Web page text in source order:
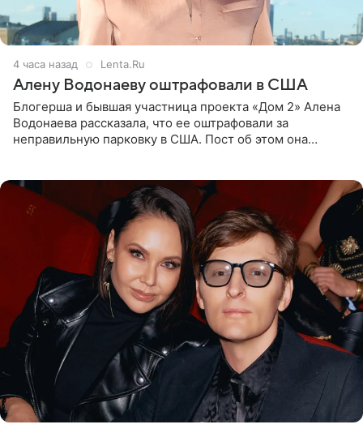
4 часа назад Lenta.Ru
Алену Водонаеву оштрафовали в США
Блогерша и бывшая участница проекта «Дом 2» Алена
Водонаева рассказала, что ее оштрафовали за
неправильную парковку в США. Пост об этом она